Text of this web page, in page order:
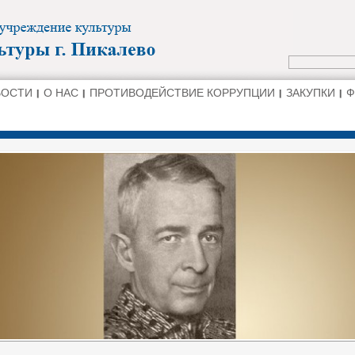
О НАС ПРОТИВОДЕЙСТВИЕ КОРРУПЦИИ ЗАКУПКИ